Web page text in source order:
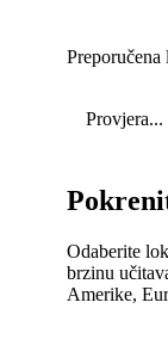
Preporučena
Provjera...
Odaberite
brzinu
Amerike,